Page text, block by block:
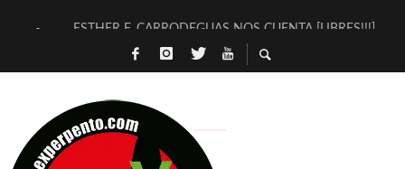
ESTHER F. CARRODEGUAS NOS CUENTA [LIBRES!!!]
[TERRA DE GUAPES] DE SANDRA MONFORT
TIMBRE 4, LA ESCUELA DEL DIRECTOR TEATRAL CLAUDIO
30 AÑOS (NO ES NADA) DE LA KATARSIS DEL TOMATAZO